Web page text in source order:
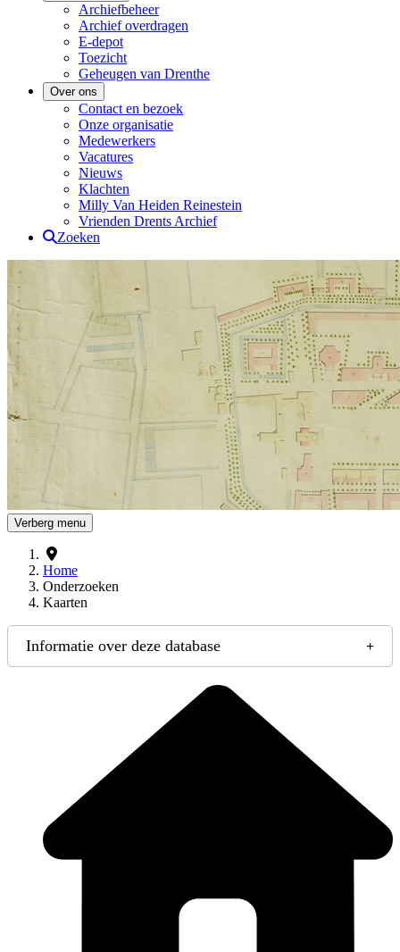
Archiefbeheer
Archief overdragen
E-depot
Toezicht
Geheugen van Drenthe
Over ons
Contact en bezoek
Onze organisatie
Medewerkers
Vacatures
Nieuws
Klachten
Milly Van Heiden Reinestein
Vrienden Drents Archief
Zoeken
Drents Archief
Verberg menu
Home
Onderzoeken
Kaarten
Informatie over deze database